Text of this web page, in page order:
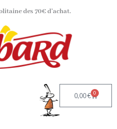
des 70€ d’achat.
0,00€ 0
Panier